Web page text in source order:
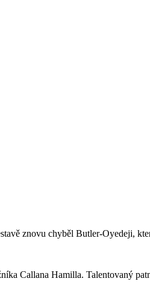
znovu chyběl Butler-Oyedeji,
Callana Hamilla. Talentovaný